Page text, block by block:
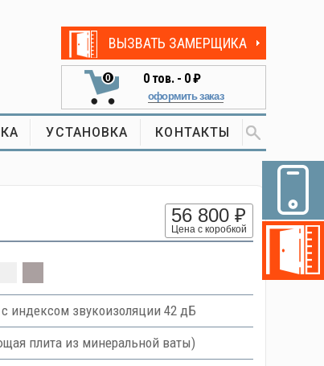
ВЫЗВАТЬ ЗАМЕРЩИКА
0 0тов. - 0 ₽
оформить заказ
УСТАНОВКА КОНТАКТЫ
56 800 ₽
Цена с коробкой
индексом звукоизоляции 42 дБ
плита из минеральной ваты)